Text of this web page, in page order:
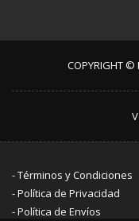
COPYRIGHT ©
-Términos y Condiciones
-Política de Privacidad
-Política de Envíos